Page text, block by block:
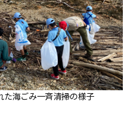
た海ごみ一斉清掃の様子